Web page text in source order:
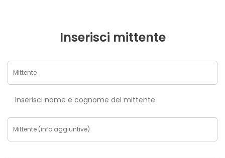
Inserisci mittente
Inserisci nome e cognome del mittente